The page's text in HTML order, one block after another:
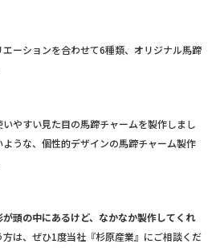
ーションを合わせて6種類、オリジナル馬蹄
やすい見た目の馬蹄チャームを製作しまし
うな、個性的デザインの馬蹄チャーム製作
が頭の中にあるけど、なかなか製作してくれ
方は、ぜひ1度当社『杉原産業』にご相談くだ